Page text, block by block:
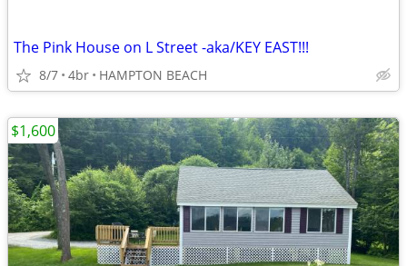
The Pink House on L Street -aka/KEY EAST!!!
8/7 4br HAMPTON BEACH
$1,600